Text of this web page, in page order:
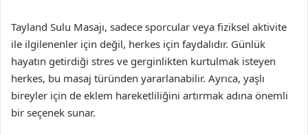
Tayland Sulu Masajı, sadece sporcular veya fiziksel aktivite
ile ilgilenenler için değil, herkes için faydalıdır. Günlük
hayatın getirdiği stres ve gerginlikten kurtulmak isteyen
herkes, bu masaj türünden yararlanabilir. Ayrıca, yaşlı
bireyler için de eklem hareketliliğini artırmak adına önemli
bir seçenek sunar.